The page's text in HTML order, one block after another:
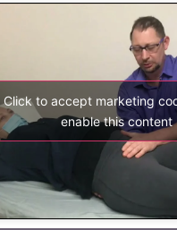
Click to accept marketing
enable this content